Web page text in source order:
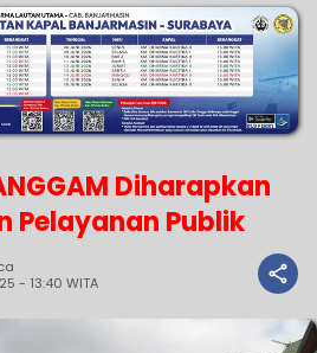
Diharapkan
Pelayanan Publik
- 13:40 WITA